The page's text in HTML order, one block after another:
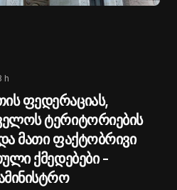
h
ფედერაციას,
ტერიტორიების
მათი ფაქტობრივი
ქმედებები -